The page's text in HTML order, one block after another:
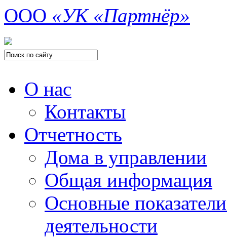
ООО «УК «Партнёр»
О нас
Контакты
Отчетность
Дома в управлении
Общая информация
Основные
деятельности